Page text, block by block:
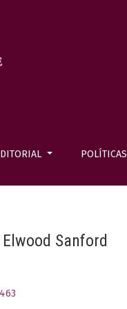
POLÍTICAS
Sanford